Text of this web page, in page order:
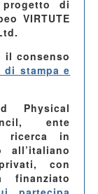
di
VIRTUTE
il consenso
stampa e
Physical
, ente
ricerca in
con
finanziato